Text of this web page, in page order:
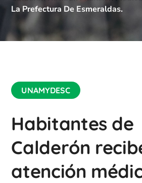
La Prefectura De Esmeraldas.
UNAMYDESC
Habitantes de
Calderón
atención